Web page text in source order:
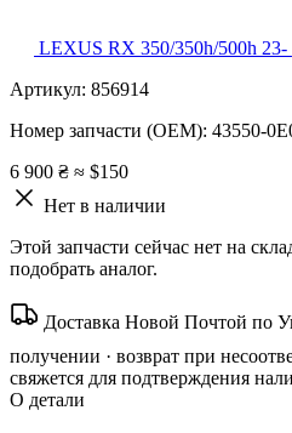
LEXUS RX 350/350h/500h 23-
Артикул: 856914
Номер запчасти (OEM): 43550-
6 900 ₴ ≈ $150
Нет в наличии
Этой запчасти сейчас нет на
подобрать аналог.
Доставка Новой Почтой по
получении · возврат при
свяжется для подтверждения
О детали